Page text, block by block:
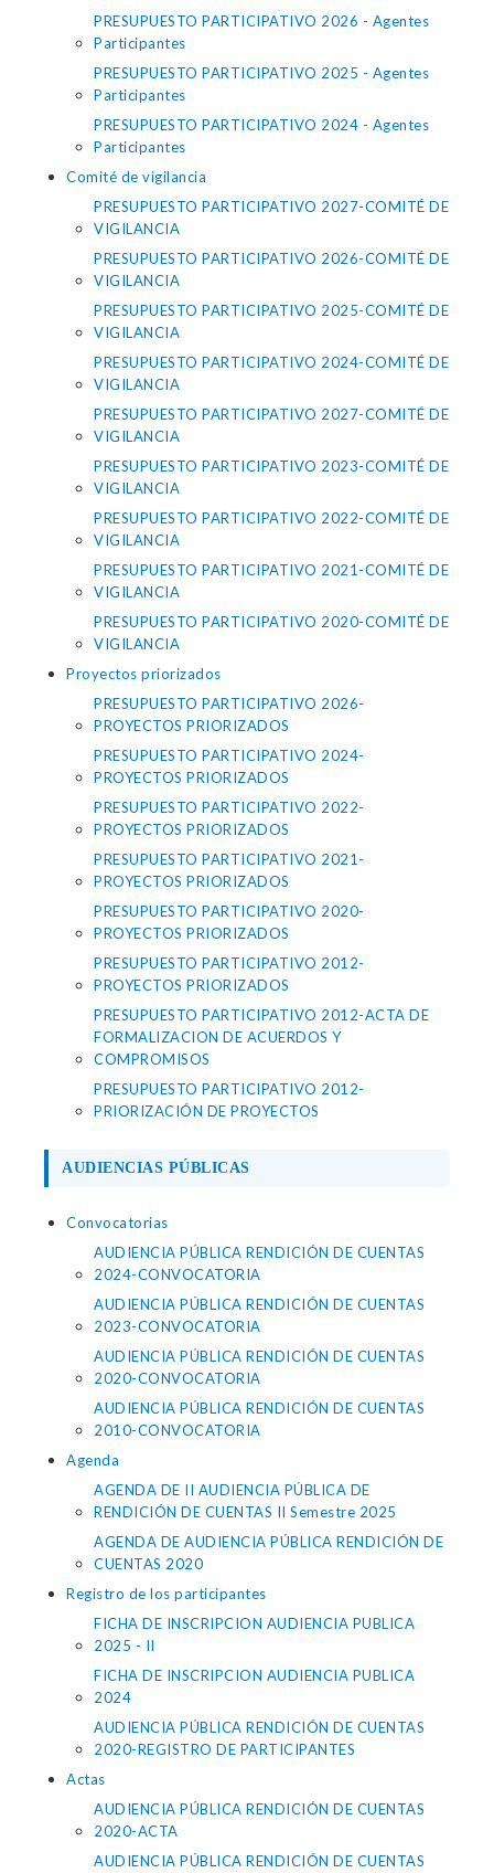
PRESUPUESTO PARTICIPATIVO 2026 - Agentes
Participantes
PRESUPUESTO PARTICIPATIVO 2025 - Agentes
Participantes
PRESUPUESTO PARTICIPATIVO 2024 - Agentes
Participantes
Comité de vigilancia
PRESUPUESTO PARTICIPATIVO 2027-COMITÉ DE
VIGILANCIA
PRESUPUESTO PARTICIPATIVO 2026-COMITÉ DE
VIGILANCIA
PRESUPUESTO PARTICIPATIVO 2025-COMITÉ DE
VIGILANCIA
PRESUPUESTO PARTICIPATIVO 2024-COMITÉ DE
VIGILANCIA
PRESUPUESTO PARTICIPATIVO 2027-COMITÉ DE
VIGILANCIA
PRESUPUESTO PARTICIPATIVO 2023-COMITÉ DE
VIGILANCIA
PRESUPUESTO PARTICIPATIVO 2022-COMITÉ DE
VIGILANCIA
PRESUPUESTO PARTICIPATIVO 2021-COMITÉ DE
VIGILANCIA
PRESUPUESTO PARTICIPATIVO 2020-COMITÉ DE
VIGILANCIA
Proyectos priorizados
PRESUPUESTO PARTICIPATIVO 2026-
PROYECTOS PRIORIZADOS
PRESUPUESTO PARTICIPATIVO 2024-
PROYECTOS PRIORIZADOS
PRESUPUESTO PARTICIPATIVO 2022-
PROYECTOS PRIORIZADOS
PRESUPUESTO PARTICIPATIVO 2021-
PROYECTOS PRIORIZADOS
PRESUPUESTO PARTICIPATIVO 2020-
PROYECTOS PRIORIZADOS
PRESUPUESTO PARTICIPATIVO 2012-
PROYECTOS PRIORIZADOS
PRESUPUESTO PARTICIPATIVO 2012-ACTA DE
FORMALIZACION DE ACUERDOS Y
COMPROMISOS
PRESUPUESTO PARTICIPATIVO 2012-
PRIORIZACIÓN DE PROYECTOS
AUDIENCIAS PÚBLICAS
Convocatorias
AUDIENCIA PÚBLICA RENDICIÓN DE CUENTAS
2024-CONVOCATORIA
AUDIENCIA PÚBLICA RENDICIÓN DE CUENTAS
2023-CONVOCATORIA
AUDIENCIA PÚBLICA RENDICIÓN DE CUENTAS
2020-CONVOCATORIA
AUDIENCIA PÚBLICA RENDICIÓN DE CUENTAS
2010-CONVOCATORIA
Agenda
AGENDA DE II AUDIENCIA PÚBLICA DE
RENDICIÓN DE CUENTAS II Semestre 2025
AGENDA DE AUDIENCIA PÚBLICA RENDICIÓN DE
CUENTAS 2020
Registro de los participantes
FICHA DE INSCRIPCION AUDIENCIA PUBLICA
2025 - II
FICHA DE INSCRIPCION AUDIENCIA PUBLICA
2024
AUDIENCIA PÚBLICA RENDICIÓN DE CUENTAS
2020-REGISTRO DE PARTICIPANTES
Actas
AUDIENCIA PÚBLICA RENDICIÓN DE CUENTAS
2020-ACTA
AUDIENCIA PÚBLICA RENDICIÓN DE CUENTAS